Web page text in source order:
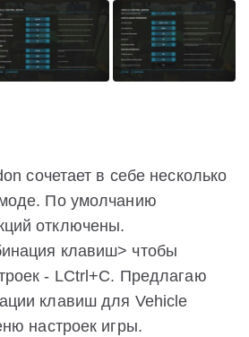
сочетает в себе несколько
По умолчанию
отключены.
клавиш> чтобы
- LCtrl+C. Предлагаю
клавиш для Vehicle
настроек игры.